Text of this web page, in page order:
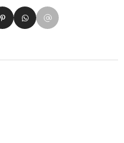
Xsu LinkedIn
su Pinterest
Condividi su WhatsApp
Condividi su Email